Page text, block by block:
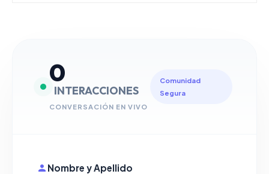
0
INTERACCIONES
CONVERSACIÓN EN VIVO
Comunidad
Segura
Nombre y Apellido